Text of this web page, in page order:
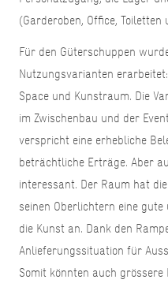
(Garderoben, Office,
Für den Güterschuppen
Nutzungsvarianten
Space und Kunstraum. Die
im Zwischenbau und der
verspricht eine erhebliche
beträchtliche Erträge. Aber
interessant. Der Raum hat
seinen Oberlichtern eine
die Kunst an. Dank den
Anlieferungssituation für
Somit könnten auch